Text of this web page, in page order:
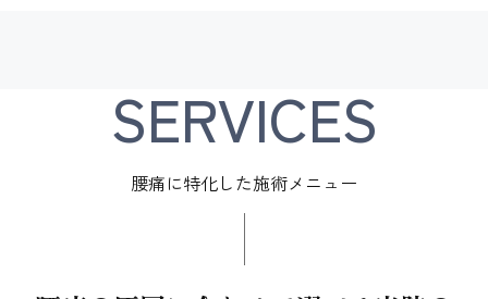
SERVICES
腰痛に特化した施術メニュー